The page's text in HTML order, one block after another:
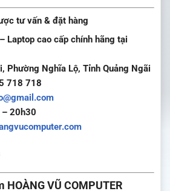
tư vấn & đặt hàng
Laptop cao cấp chính hãng tại
Phường Nghĩa Lộ, Tỉnh Quảng Ngãi
718 718
20h30
VŨ COMPUTER